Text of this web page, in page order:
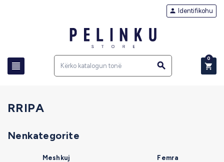
 
 Identifikohu

0
RRIPA
Nenkategorite
Meshkuj Femra